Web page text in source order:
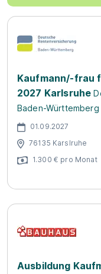
Kaufmann/-frau
2027 Karlsruhe
Baden-Württemberg
01.09.2027
76135 Karslruhe
1.300 € pro Monat
Ausbildung